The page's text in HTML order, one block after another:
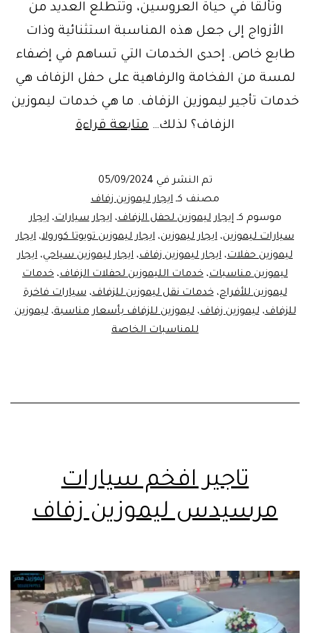
وتألقًا في حياة العروسين، وتتطلع العديد من
الأزواج إلى جعل هذه المناسبة استثنائية وذات
طابع خاص. إحدى الخدمات التي تساهم في إضفاء
لمسة من الفخامة والرفاهية على حفل الزفاف هي
خدمات تأجير ليموزين الزفاف. ما هي خدمات ليموزين
الزفاف؟ لذلك… متابعة قراءة
زفاف
تم النشر في 05/09/2024
مصنف كـ ايجار ليموزين زفاف
موسوم كـإيجار ليموزين لحفل الزفاف،ايجار سيارات،ايجار
سيارات ليموزين، ايجار ليموزين، ايجار ليموزين تويوتا كورولا، ايجار
ليموزين حفلات، ايجار ليموزين زفاف، ايجار ليموزين سياحي، ايجار
ليموزين مناسبات، خدمات الليموزين لحفلات الزفاف، خدمات
ليموزين للأفراح،خدمات نقل ليموزين للزفاف،سيارات فاخرة
للزفاف،ليموزين زفاف،ليموزين للزفاف بأسعار مناسبة،ليموزين
للمناسبات الخاصة
تاجير افخم سيارات
مرسيدس ليموزين زفاف